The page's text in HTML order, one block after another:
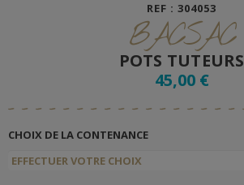
REF : 304053
BACSAC
POTS TUTEURS
45,00 €
CHOIX DE LA CONTENANCE